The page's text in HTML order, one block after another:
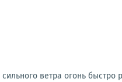
ветра огонь